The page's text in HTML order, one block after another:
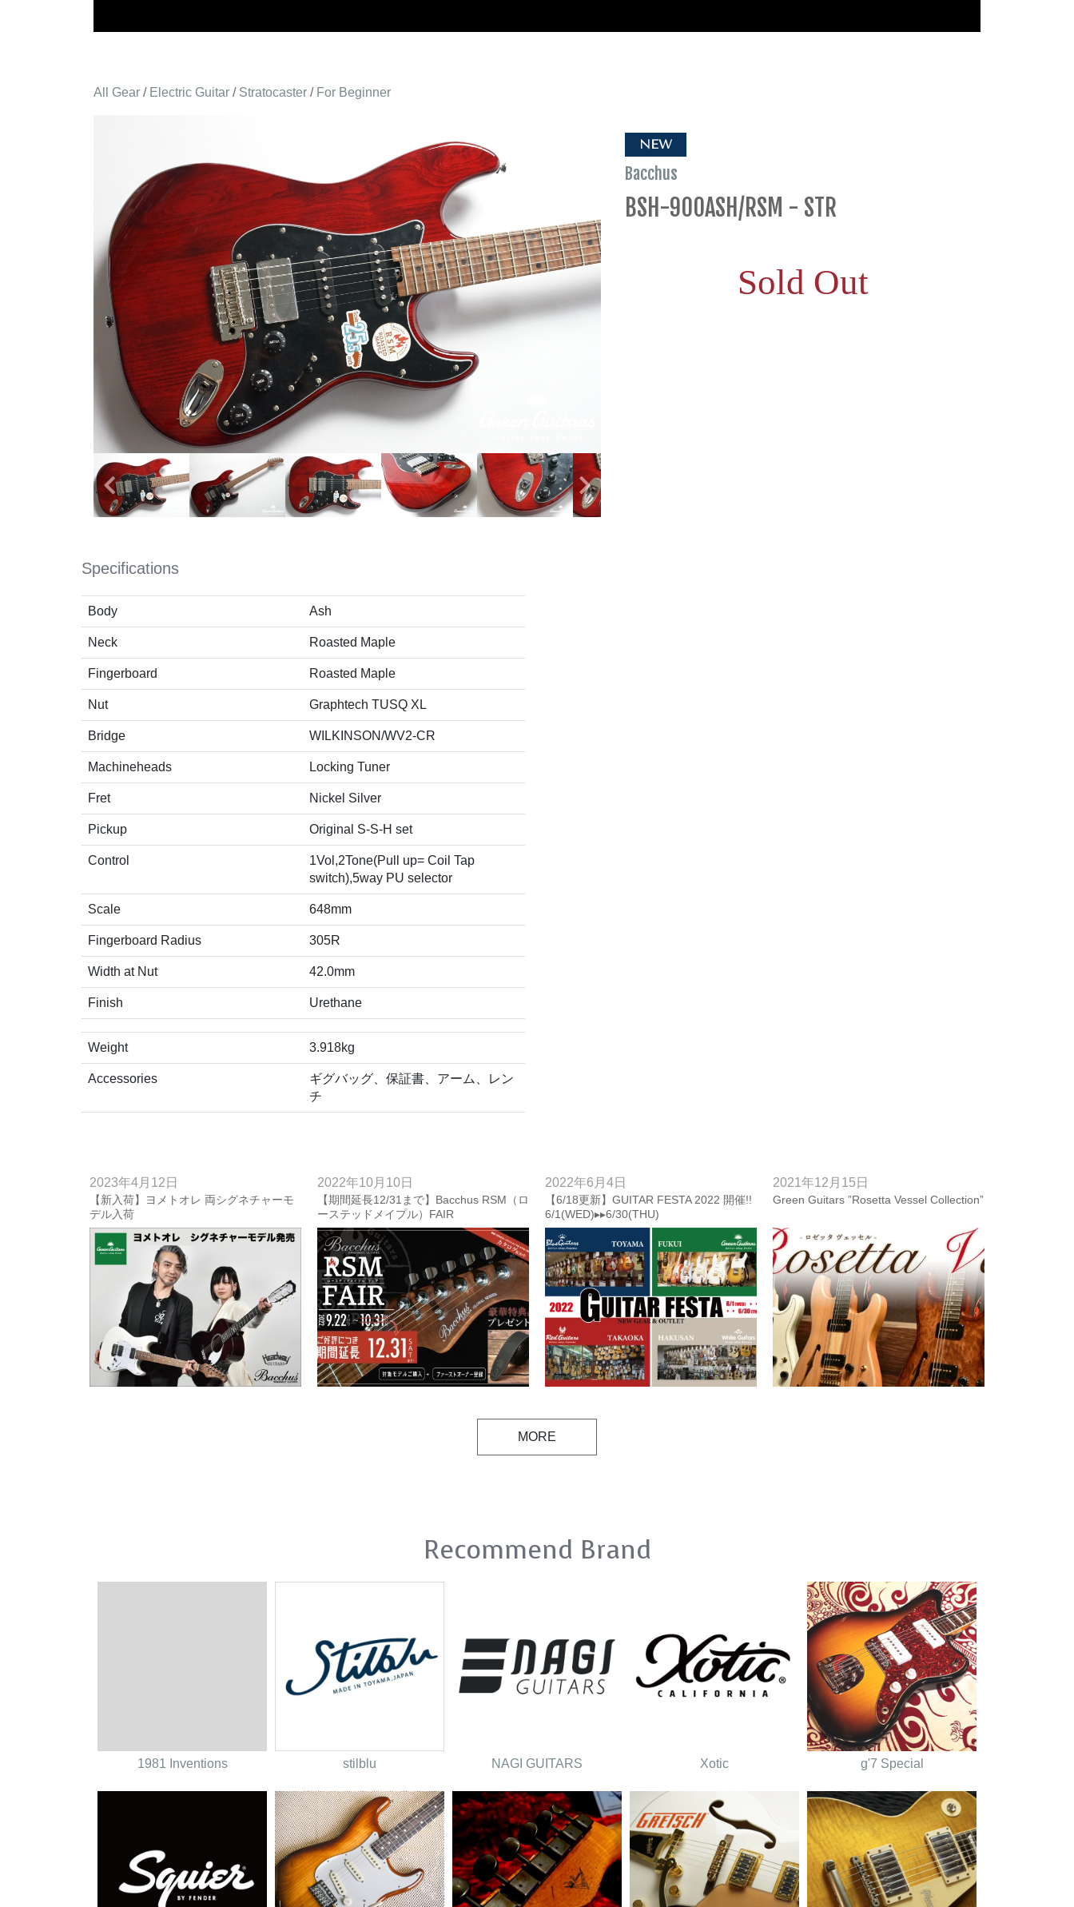
All Gear / Electric Guitar / Stratocaster / For Beginner
NEW
Bacchus
BSH-900ASH/RSM - STR
Sold Out
Specifications
Body Ash
Neck Roasted Maple
Fingerboard Roasted Maple
Nut Graphtech TUSQ XL
Bridge WILKINSON/WV2-CR
Machineheads Locking Tuner
Fret Nickel Silver
Pickup Original S-S-H set
Control
1Vol,2Tone(Pull up= Coil Tap
switch),5way PU selector
Scale 648mm
Fingerboard Radius 305R
Width at Nut 42.0mm
Finish Urethane
Weight 3.918kg
Accessories
ギグバッグ、保証書、アーム、レン
チ
2023年4月12日
【新入荷】ヨメトオレ 両シグネチャーモ
デル入荷
2022年10月10日
【期間延長12/31まで】Bacchus RSM（ロ
ーステッドメイプル）FAIR
【MusiXmas2022】
2022年6月4日
【6/18更新】GUITAR FESTA 2022 開催!!
6/1(WED)▸▸6/30(THU)
2021年12月15日
Green Guitars ”Rosetta Vessel Collection”
MORE
Recommend Brand
1981 Inventions stilblu NAGI GUITARS Xotic g'7 Special